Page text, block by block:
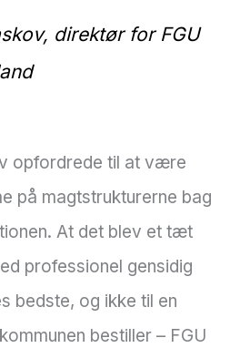
direktør for FGU
opfordrede til at være
på magtstrukturerne bag
At det blev et tæt
professionel gensidig
bedste, og ikke til en
bestiller – FGU